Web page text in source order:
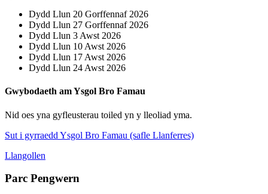
Dydd Llun 20 Gorffennaf 2026
Dydd Llun 27 Gorffennaf 2026
Dydd Llun 3 Awst 2026
Dydd Llun 10 Awst 2026
Dydd Llun 17 Awst 2026
Dydd Llun 24 Awst 2026
Gwybodaeth am Ysgol Bro Famau
Nid oes yna gyfleusterau toiled yn y lleoliad yma.
Sut i gyrraedd Ysgol Bro Famau (safle Llanferres)
Llangollen
Parc Pengwern